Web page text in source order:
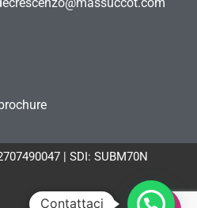
| SDI: SUBM70N
Contattaci